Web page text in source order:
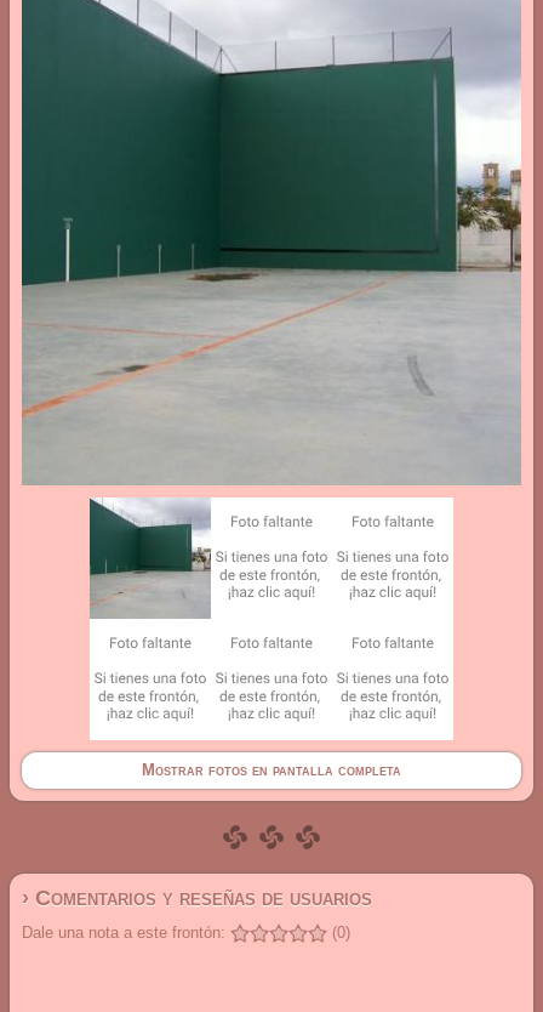
Mostrar fotos en pantalla completa
› Comentarios y reseñas de usuarios
Dale una nota a este frontón: (0)